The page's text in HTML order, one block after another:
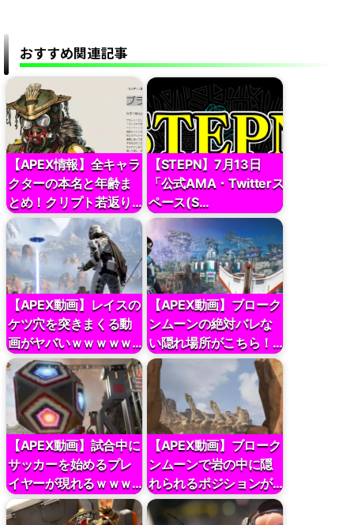
おすすめ関連記事
【APEX情報】全キャラ
クターの本名と年齢ま
とめ！クリプト若返り…
【STEPN】7月13日
「公式AMA・Twitterス
ペース(S…
【APEX動画】レイスの
ケツ穴を突きまくる動
画がヤバいｗｗｗｗｗ…
【APEX動画】ブローク
ンムーンの絶対バレな
い隠れ場所がこちら！…
【APEX動画】試合中に
サッカーを始めるプレ
イヤーが現れるｗｗｗ…
【APEX動画】ブローク
ンムーンで岩の中に隠
れられるポジションが…